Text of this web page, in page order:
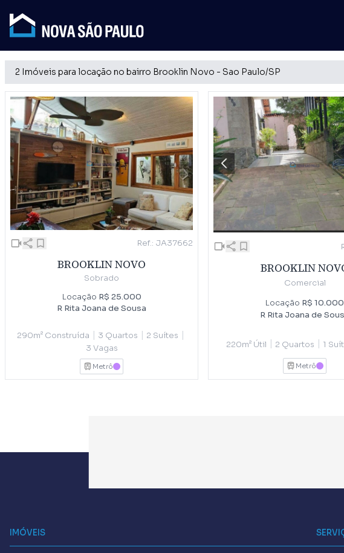
2 Imóveis para locação no bairro Brooklin Novo - Sao Paulo/SP
Ref.: JA37662
BROOKLIN NOVO
Sobrado
Locação R$ 25.000
R Rita Joana de Sousa
290m² Construída | 3 Quartos | 2 Suítes |
3 Vagas
Metrô LILAS
BROOKLIN
Comercial
Locação R$ 10.000
R Rita Joana de
220m² Útil | 2 Quartos | 1
Metrô LILAS
IMÓVEIS